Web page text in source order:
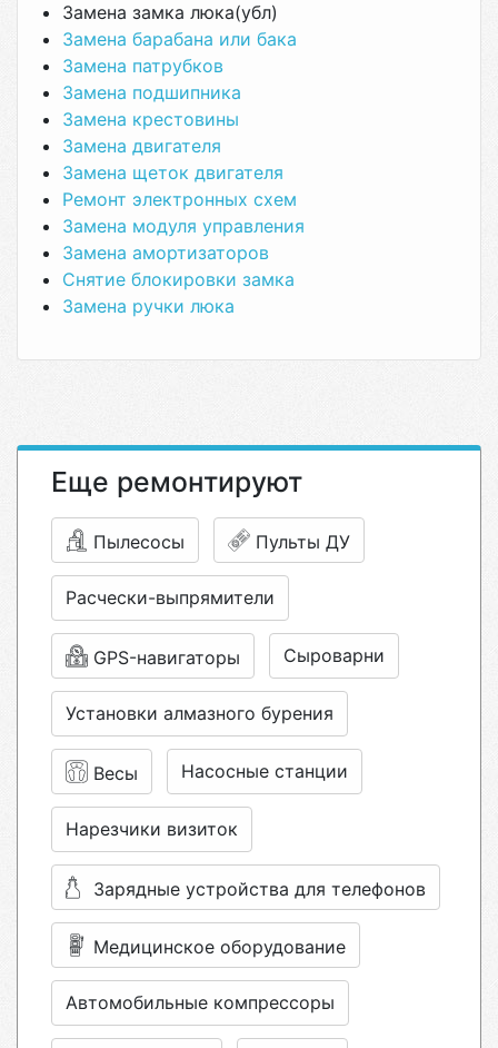
Замена замка люка(убл)
Замена барабана или бака
Замена патрубков
Замена подшипника
Замена крестовины
Замена двигателя
Замена щеток двигателя
Ремонт электронных схем
Замена модуля управления
Замена амортизаторов
Снятие блокировки замка
Замена ручки люка
Еще ремонтируют
Пылесосы Пульты ДУ
Расчески-выпрямители
GPS-навигаторы Сыроварни
Установки алмазного бурения
Весы Насосные станции
Нарезчики визиток
Зарядные устройства для телефонов
Медицинское оборудование
Автомобильные компрессоры